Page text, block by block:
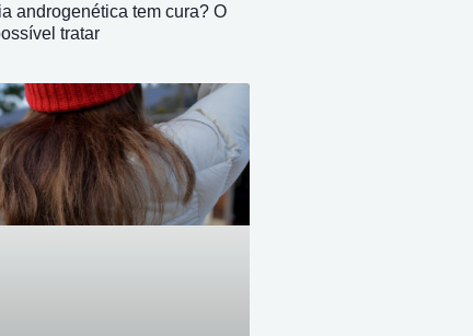
androgenética tem cura? O
tratar